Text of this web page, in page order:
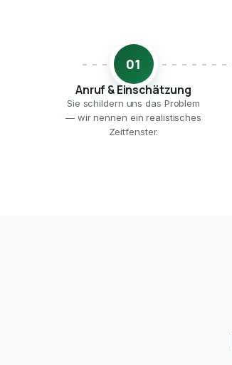
01
Anruf & Einschätzung
Sie schildern uns das Problem
— wir nennen ein realistisches
Zeitfenster.